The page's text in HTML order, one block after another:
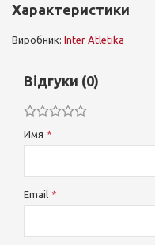
Характеристики
Виробник: Inter Atletika
Відгуки (0)
Имя
Email